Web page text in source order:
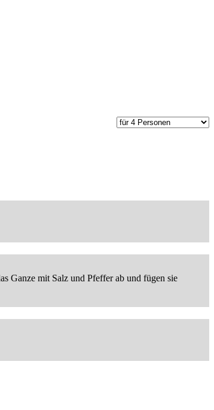
Ganze mit Salz und Pfeffer ab und fügen sie